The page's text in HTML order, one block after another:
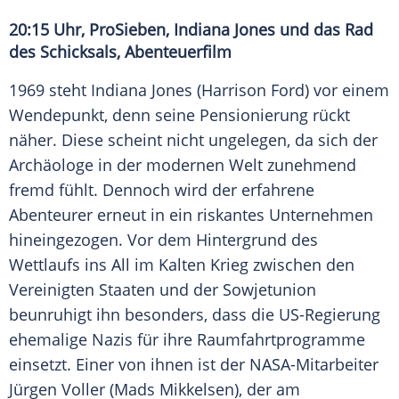
20:15 Uhr, ProSieben, Indiana Jones und das Rad
des Schicksals, Abenteuerfilm
1969 steht Indiana Jones (Harrison Ford) vor einem
Wendepunkt, denn seine Pensionierung rückt
näher. Diese scheint nicht ungelegen, da sich der
Archäologe in der modernen Welt zunehmend
fremd fühlt. Dennoch wird der erfahrene
Abenteurer erneut in ein riskantes Unternehmen
hineingezogen. Vor dem Hintergrund des
Wettlaufs ins All im Kalten Krieg zwischen den
Vereinigten Staaten und der Sowjetunion
beunruhigt ihn besonders, dass die US-Regierung
ehemalige Nazis für ihre Raumfahrtprogramme
einsetzt. Einer von ihnen ist der NASA-Mitarbeiter
Jürgen Voller (Mads Mikkelsen), der am